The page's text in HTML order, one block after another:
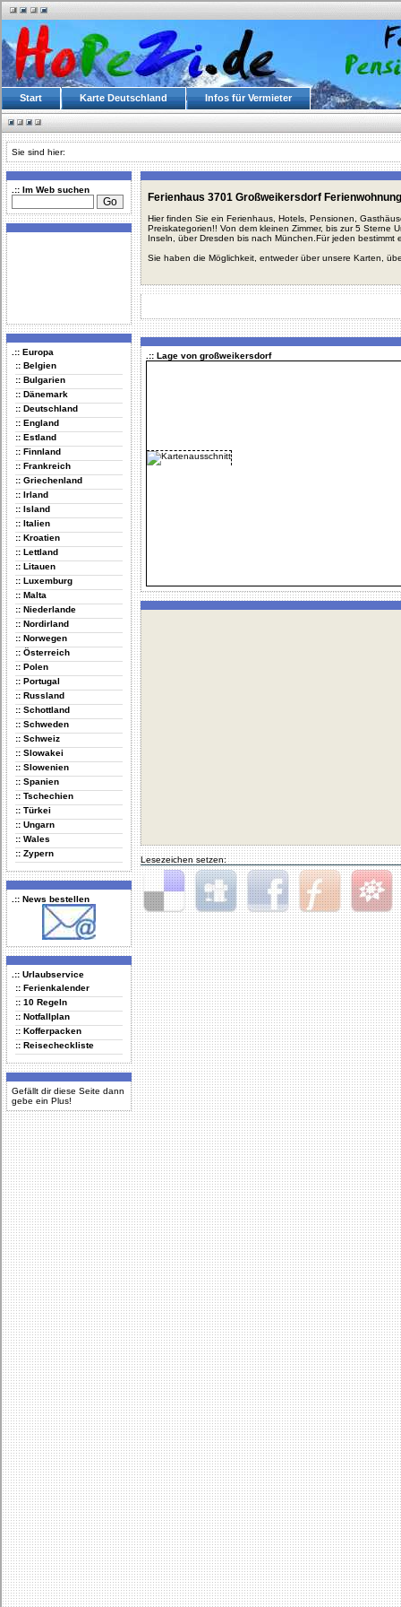
Start Karte Deutschland Infos für Vermieter
Sie sind hier:
.:: Im Web suchen
.:: Europa
:: Belgien
:: Bulgarien
:: Dänemark
:: Deutschland
:: England
:: Estland
:: Finnland
:: Frankreich
:: Griechenland
:: Irland
:: Island
:: Italien
:: Kroatien
:: Lettland
:: Litauen
:: Luxemburg
:: Malta
:: Niederlande
:: Nordirland
:: Norwegen
:: Österreich
:: Polen
:: Portugal
:: Russland
:: Schottland
:: Schweden
:: Schweiz
:: Slowakei
:: Slowenien
:: Spanien
:: Tschechien
:: Türkei
:: Ungarn
:: Wales
:: Zypern
.:: News bestellen
.:: Urlaubservice
:: Ferienkalender
:: 10 Regeln
:: Notfallplan
:: Kofferpacken
:: Reisecheckliste
Gefällt dir diese Seite dann
gebe ein Plus!
Ferienhaus 3701 Großweikersdorf
Hier finden Sie ein Ferienhaus, Hotels, Pensionen,
Preiskategorien!! Von dem kleinen Zimmer, bis zur 5 Sterne
Inseln, über Dresden bis nach München.Für jeden bestimmt
Sie haben die Möglichkeit, entweder über unsere Karten,
.:: Lage von großweikersdorf
Lesezeichen setzen:
Delicious Digg Facebook Furl StudiVZ